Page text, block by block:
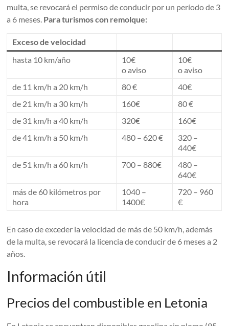
multa, se revocará el permiso de conducir por un período de 3
a 6 meses. Para turismos con remolque:
Exceso de velocidad
hasta 10 km/año
10€
o aviso
10€
o aviso
de 11 km/h a 20 km/h
80 €
40€
de 21 km/h a 30 km/h
160€
80 €
de 31 km/h a 40 km/h
320€
160€
de 41 km/h a 50 km/h
480 – 620 €
320 –
440€
de 51 km/h a 60 km/h
700 – 880€
480 –
640€
más de 60 kilómetros por
hora
1040 –
1400€
720 – 960
€
En caso de exceder la velocidad de más de 50 km/h, además
de la multa, se revocará la licencia de conducir de 6 meses a 2
años.
Información útil
Precios del combustible en Letonia